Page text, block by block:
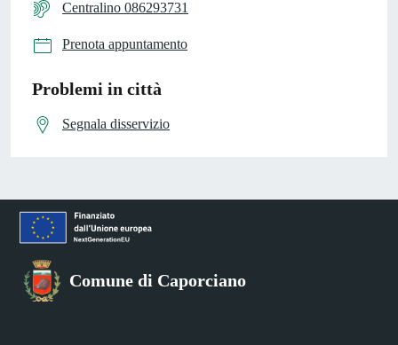
Centralino 086293731
Prenota appuntamento
Problemi in città
Segnala disservizio
Comune di Caporciano